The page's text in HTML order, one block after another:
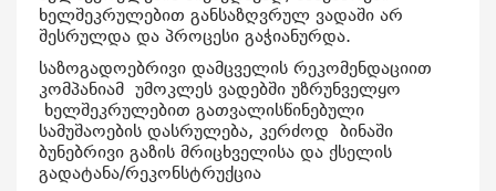
ხელშეკრულებით განსაზღვრულ ვადაში არ
შესრულდა და პროცესი გაჭიანურდა.
საზოგადოებრივი დამცველის რეკომენდაციით
კომპანიამ უმოკლეს ვადებში უზრუნველყო
ხელშეკრულებით გათვალისწინებული
სამუშაოების დასრულება, კერძოდ ბინაში
ბუნებრივი გაზის მრიცხველისა და ქსელის
გადატანა/რეკონსტრუქცია